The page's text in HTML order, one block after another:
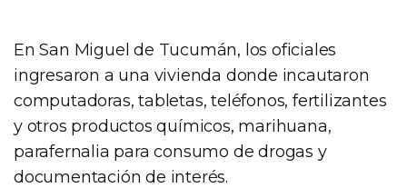
En San Miguel de Tucumán, los oficiales
ingresaron a una vivienda donde incautaron
computadoras, tabletas, teléfonos, fertilizantes
y otros productos químicos, marihuana,
parafernalia para consumo de drogas y
documentación de interés.